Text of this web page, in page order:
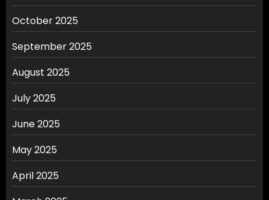
October 2025
September 2025
August 2025
July 2025
June 2025
May 2025
April 2025